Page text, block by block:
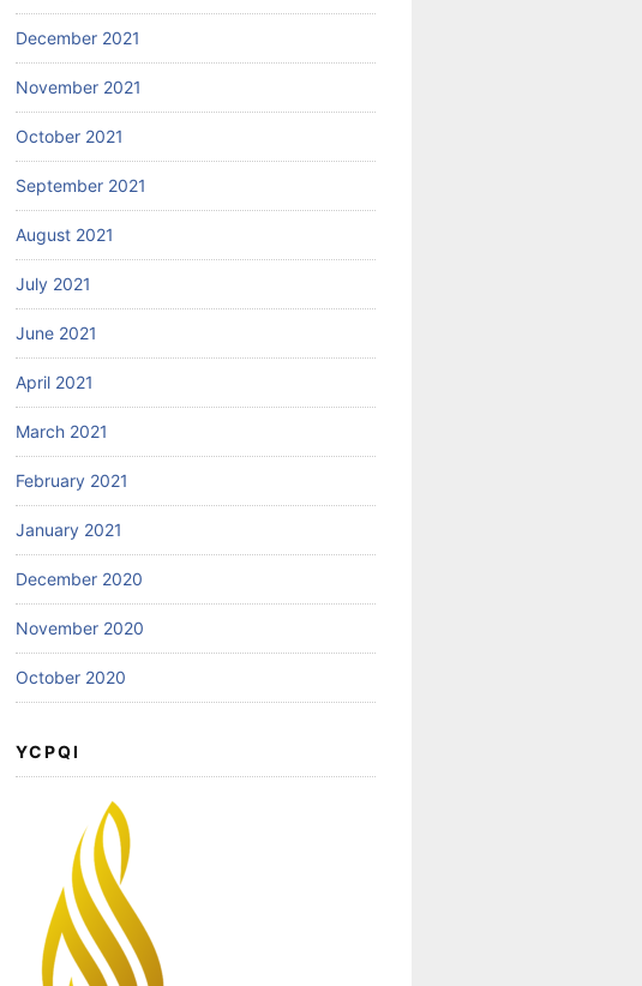
December 2021
November 2021
October 2021
September 2021
August 2021
July 2021
June 2021
April 2021
March 2021
February 2021
January 2021
December 2020
November 2020
October 2020
YCPQI